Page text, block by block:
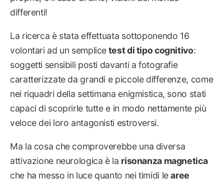
differenti!
La ricerca è stata effettuata sottoponendo 16
volontari ad un semplicetest di tipo cognitivo:
soggetti sensibili posti davanti a fotografie
caratterizzate da grandi e piccole differenze, come
nei riquadri della settimana enigmistica, sono stati
capaci di scoprirle tutte e in modo nettamente più
veloce dei loro antagonisti estroversi.
Ma la cosa che comproverebbe una diversa
attivazione neurologica è la risonanza magnetica
che ha messo in luce quanto nei timidi learee